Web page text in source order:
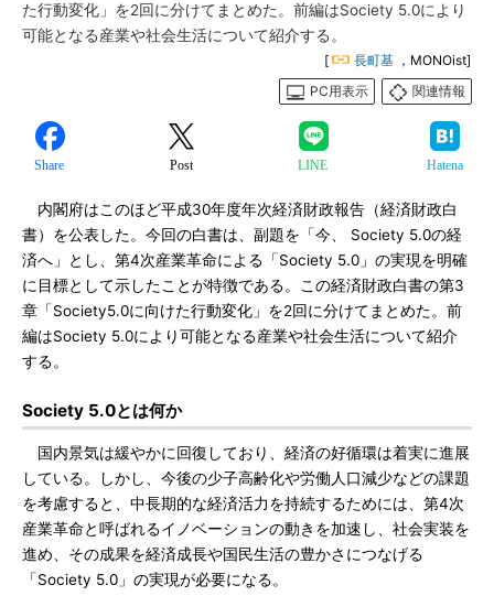
た行動変化」を2回に分けてまとめた。前編はSociety 5.0により
可能となる産業や社会生活について紹介する。
[ 長町基 ，MONOist]
PC用表示
関連情報
Share Post LINE Hatena
内閣府はこのほど平成30年度年次経済財政報告（経済財政白
書）を公表した。今回の白書は、副題を「今、 Society 5.0の経
済へ」とし、第4次産業革命による「Society 5.0」の実現を明確
に目標として示したことが特徴である。この経済財政白書の第3
章「Society5.0に向けた行動変化」を2回に分けてまとめた。前
編はSociety 5.0により可能となる産業や社会生活について紹介
する。
Society 5.0とは何か
国内景気は緩やかに回復しており、経済の好循環は着実に進展
している。しかし、今後の少子高齢化や労働人口減少などの課題
を考慮すると、中長期的な経済活力を持続するためには、第4次
産業革命と呼ばれるイノベーションの動きを加速し、社会実装を
進め、その成果を経済成長や国民生活の豊かさにつなげる
「Society 5.0」の実現が必要になる。